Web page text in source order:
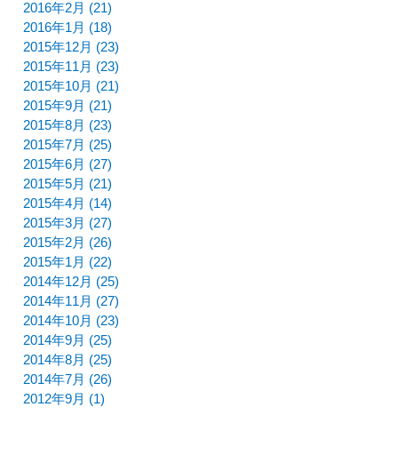
2016年2月 (21)
2016年1月 (18)
2015年12月 (23)
2015年11月 (23)
2015年10月 (21)
2015年9月 (21)
2015年8月 (23)
2015年7月 (25)
2015年6月 (27)
2015年5月 (21)
2015年4月 (14)
2015年3月 (27)
2015年2月 (26)
2015年1月 (22)
2014年12月 (25)
2014年11月 (27)
2014年10月 (23)
2014年9月 (25)
2014年8月 (25)
2014年7月 (26)
2012年9月 (1)